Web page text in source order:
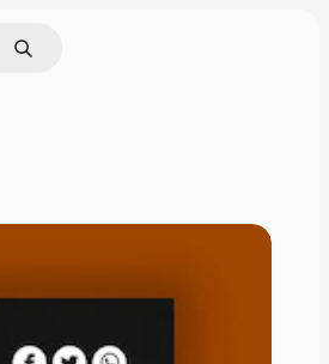
по изображению
Поиск